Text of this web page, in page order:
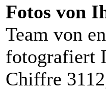
Fotos von
Team von
fotografiert
Chiffre